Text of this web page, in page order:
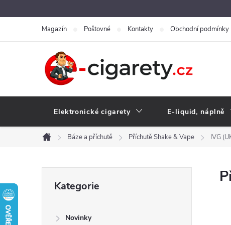
na
Magazín Poštovné Kontakty Obchodní podmínky
Elektronické cigarety E-liquid, náplně
Domů
Báze a příchutě Příchutě Shake & Vape IVG
kategorie
Kategorie
Novinky